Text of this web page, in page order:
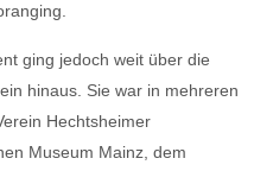
ging jedoch weit über die
hinaus. Sie war in mehreren
Hechtsheimer
Museum Mainz, dem